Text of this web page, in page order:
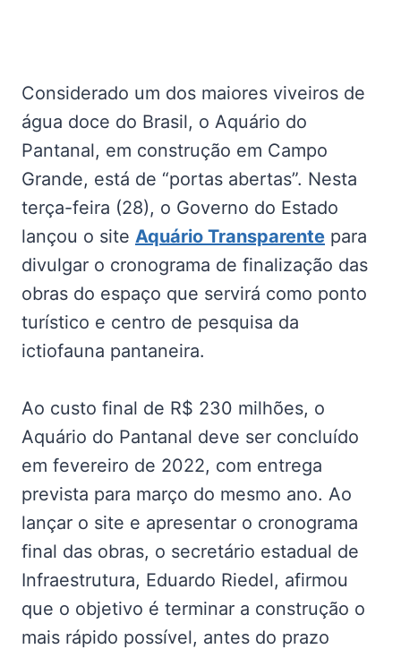
Considerado um dos maiores viveiros de
água doce do Brasil, o Aquário do
Pantanal, em construção em Campo
Grande, está de “portas abertas”. Nesta
terça-feira (28), o Governo do Estado
lançou o site Aquário Transparente para
divulgar o cronograma de finalização das
obras do espaço que servirá como ponto
turístico e centro de pesquisa da
ictiofauna pantaneira.
Ao custo final de R$ 230 milhões, o
Aquário do Pantanal deve ser concluído
em fevereiro de 2022, com entrega
prevista para março do mesmo ano. Ao
lançar o site e apresentar o cronograma
final das obras, o secretário estadual de
Infraestrutura, Eduardo Riedel, afirmou
que o objetivo é terminar a construção o
mais rápido possível, antes do prazo